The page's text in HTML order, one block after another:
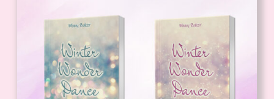
IN DEN WARENKORB / DETAILS